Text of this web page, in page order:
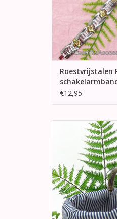
Roestvrijstalen
€12,95
Zeer mooie
strooimandje
linnen
TOEVOEGEN